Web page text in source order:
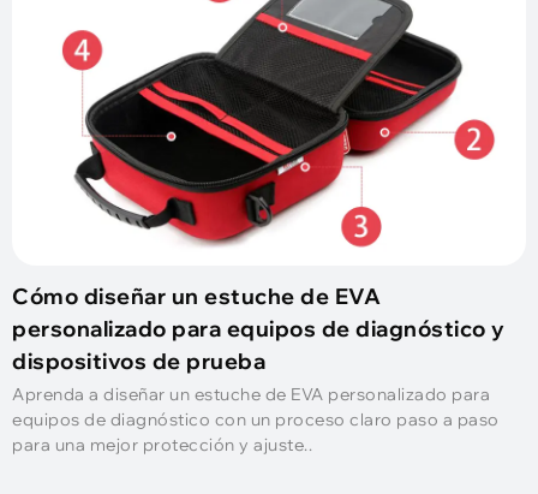
Cómo diseñar un estuche de EVA
personalizado para equipos de diagnóstico y
dispositivos de prueba
Aprenda a diseñar un estuche de EVA personalizado para
equipos de diagnóstico con un proceso claro paso a paso
para una mejor protección y ajuste..